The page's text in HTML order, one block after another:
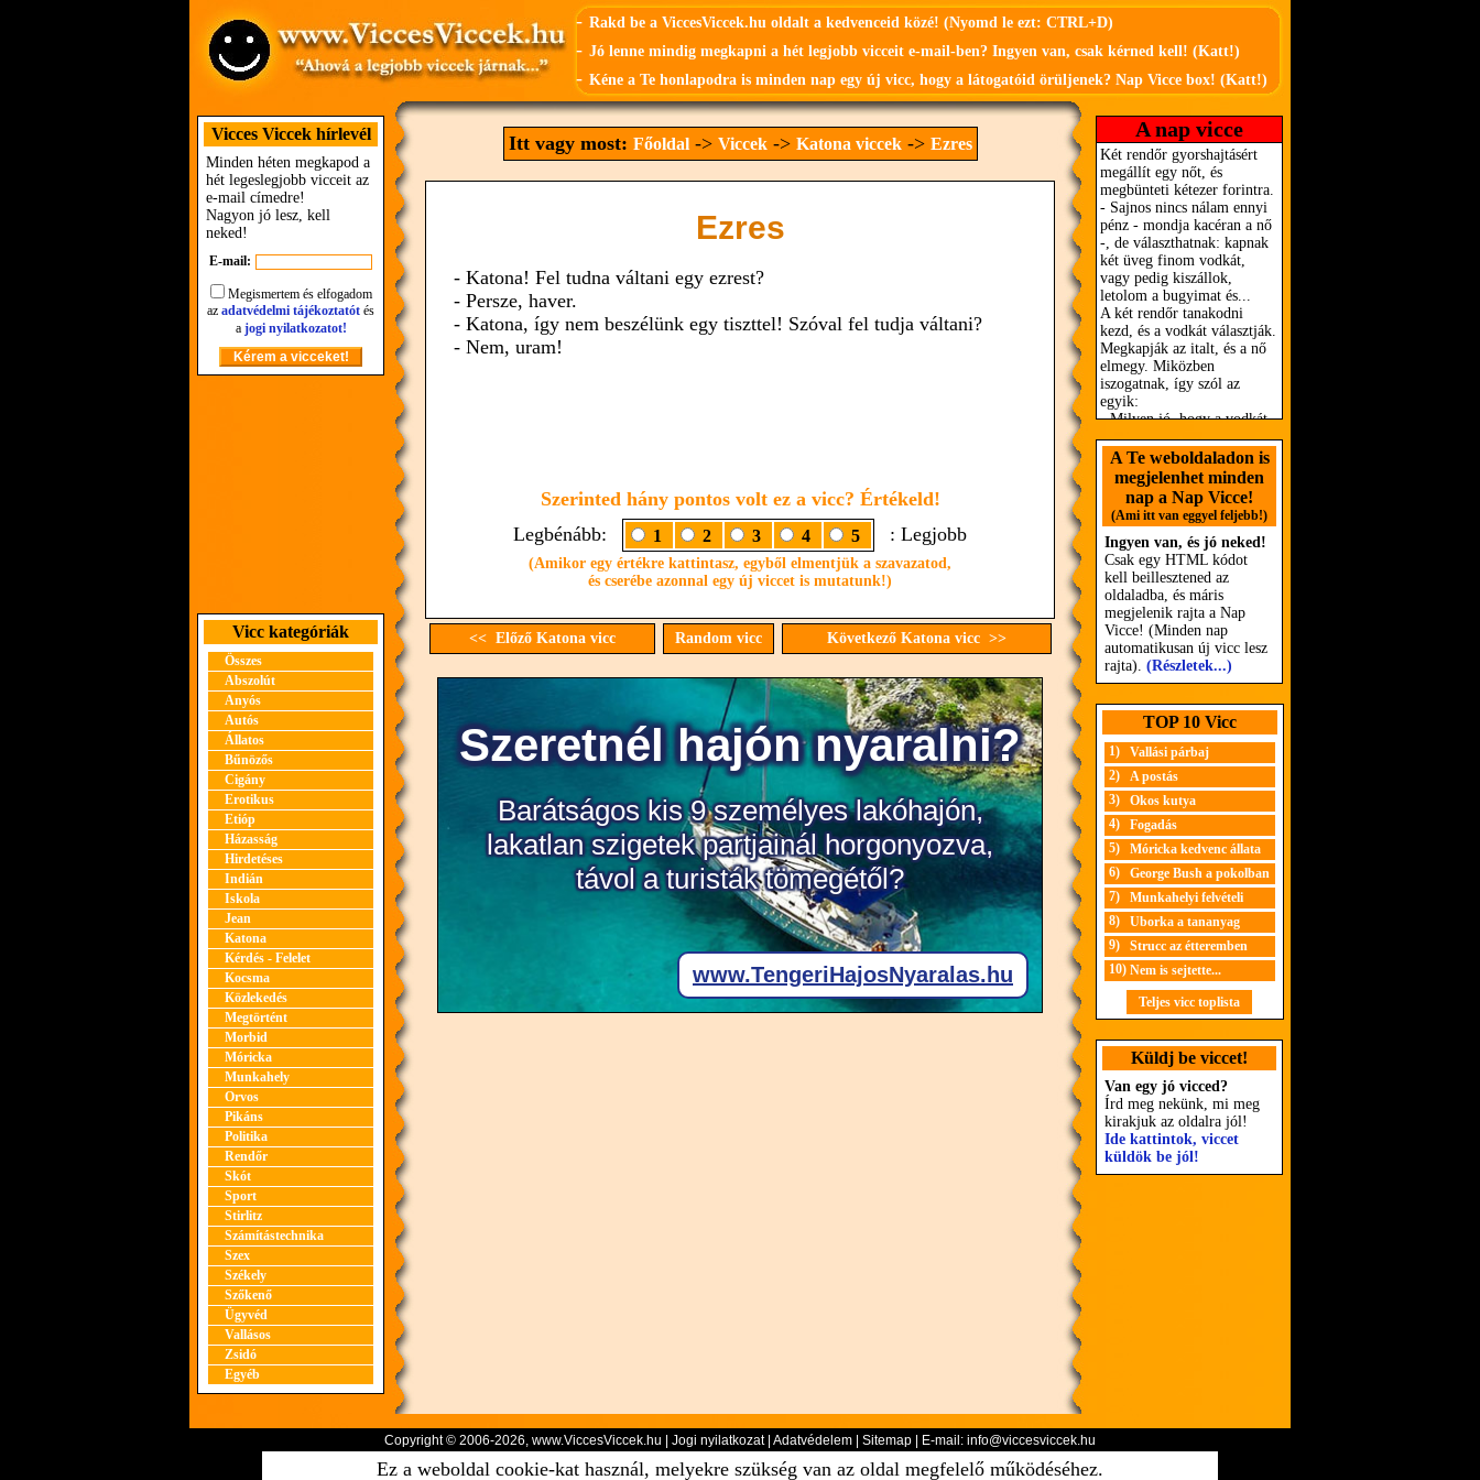
- Rakd be a ViccesViccek.hu oldalt a kedvenceid közé! (Nyomd le ezt: CTRL+D)
- Jó lenne mindig megkapni a hét legjobb vicceit e-mail-ben? Ingyen van, csak kérned kell! (Katt!)
- Kéne a Te honlapodra is minden nap egy új vicc, hogy a látogatóid örüljenek? Nap Vicce box! (Katt!)
Vicces Viccek hírlevél
Minden héten megkapod a
hét legeslegjobb vicceit az
e-mail címedre!
Nagyon jó lesz, kell
neked!
E-mail:
Megismertem és elfogadom
az adatvédelmi tájékoztatót és
a jogi nyilatkozatot!
Vicc kategóriák
Összes
Abszolút
Anyós
Autós
Állatos
Bűnözős
Cigány
Erotikus
Etióp
Házasság
Hirdetéses
Indián
Iskola
Jean
Katona
Kérdés - Felelet
Kocsma
Közlekedés
Megtörtént
Morbid
Móricka
Munkahely
Orvos
Pikáns
Politika
Rendőr
Skót
Sport
Stirlitz
Számítástechnika
Szex
Székely
Szőkenő
Ügyvéd
Vallásos
Zsidó
Egyéb
Itt vagy most: Főoldal-> Viccek-> Katona viccek-> Ezres
Ezres
- Katona! Fel tudna váltani egy ezrest?
- Persze, haver.
- Katona, így nem beszélünk egy tiszttel! Szóval fel tudja váltani?
- Nem, uram!
Szerinted hány pontos volt ez a vicc? Értékeld!
Legbénább:
1 2 3 4 5 : Legjobb
(Amikor egy értékre kattintasz, egyből elmentjük a szavazatod,
és cserébe azonnal egy új viccet is mutatunk!)
<< Előző Katona vicc Random vicc Következő Katona vicc >>
A nap vicce
A Te weboldaladon is
megjelenhet minden
nap a Nap Vicce!
(Ami itt van eggyel feljebb!)
Ingyen van, és jó neked!
Csak egy HTML kódot
kell beillesztened az
oldaladba, és máris
megjelenik rajta a Nap
Vicce! (Minden nap
automatikusan új vicc lesz
rajta). (Részletek...)
TOP 10 Vicc
1)
Vallási párbaj
2)
A postás
3)
Okos kutya
4)
Fogadás
5)
Móricka kedvenc állata
6)
George Bush a pokolban
7)
Munkahelyi felvételi
8)
Uborka a tananyag
9)
Strucc az étteremben
10) Nem is sejtette...
Teljes vicc toplista
Küldj be viccet!
Van egy jó vicced?
Írd meg nekünk, mi meg
kirakjuk az oldalra jól!
Ide kattintok, viccet
küldök be jól!
Copyright © 2006-2026, www.ViccesViccek.hu | Jogi nyilatkozat| Adatvédelem Sitemap | E-mail: info@viccesviccek.hu
Ez a weboldal cookie-kat használ, melyekre szükség van az oldal megfelelő működéséhez.